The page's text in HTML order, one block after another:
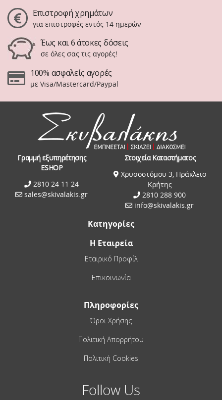
Επιστροφή χρημάτων
για επιστροφές εντός 14 ημερών
Έως και 6 άτοκες δόσεις
σε όλες σας τις αγορές!
100% ασφαλείς αγορές
με Visa/Mastercard/Paypal
Γραμμή εξυπηρέτησης
ESHOP
2810 24 11 24
sales@skivalakis.gr
Στοιχεία Καταστήματος
Χρυσοστόμου 3, Ηράκλειο
Κρήτης
2810 288 900
info@skivalakis.gr
Κατηγορίες
Η Εταιρεία
Εταιρικό Προφίλ
Επικοινωνία
Πληροφορίες
Όροι Χρήσης
Πολιτική Απορρήτου
Πολιτική Cookies
Follow Us